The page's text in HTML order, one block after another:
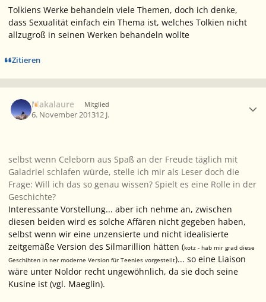
Tolkiens Werke behandeln viele Themen, doch ich denke,
dass Sexualität einfach ein Thema ist, welches Tolkien nicht
allzugroß in seinen Werken behandeln wollte
Zitieren
Makalaure Mitglied
6. November 201312 J.
selbst wenn Celeborn aus Spaß an der Freude täglich mit
Galadriel schlafen würde, stelle ich mir als Leser doch die
Frage: Will ich das so genau wissen? Spielt es eine Rolle in der
Geschichte?
Interessante Vorstellung... aber ich nehme an, zwischen
diesen beiden wird es solche Affären nicht gegeben haben,
selbst wenn wir eine unzensierte und nicht idealisierte
zeitgemäße Version des Silmarillion hätten (kotz - hab mir grad diese
Geschihten in ner moderne Version für Teenies vorgestellt)... so eine Liaison
wäre unter Noldor recht ungewöhnlich, da sie doch seine
Kusine ist (vgl. Maeglin).